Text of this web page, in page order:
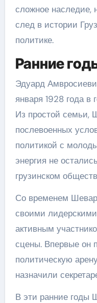
сложное наследие,
след в истории
политике.
Ранние
Эдуард
января 1928 года в
Из простой семьи,
послевоенных
политикой с
энергия не
грузинском
Со временем
своими
активным
сцены. Впервые он
политическую
назначили
В эти ранние годы